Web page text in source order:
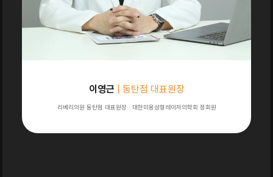
이영근 | 동탄점 대표원장
리베리의원 동탄점 대표원장 · 대한미용성형레이저의학회 정회원